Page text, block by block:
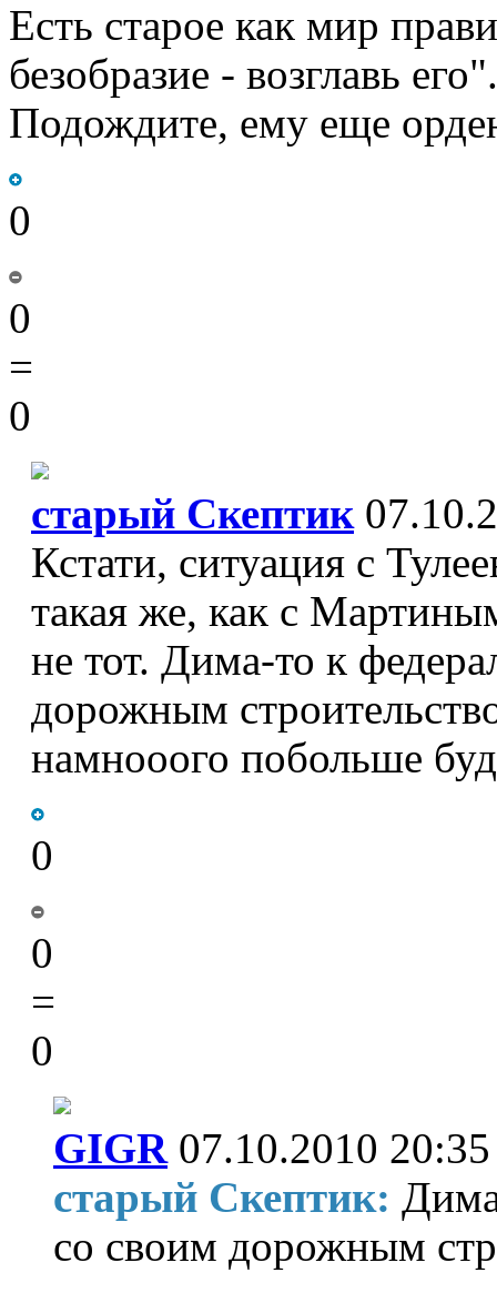
Есть старое как мир
безобразие - возглавь
Подождите, ему еще
0
0
=
0
старый Скептик
Кстати, ситуация с
такая же, как с
не тот. Дима-то к
дорожным
намнооого побольше
0
0
=
0
GIGR07.10.2010 20:35
старый Скептик:
со своим дорожным